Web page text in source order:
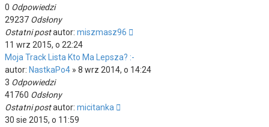
0 Odpowiedzi
29237 Odsłony
Ostatni postautor: miszmasz96
11 wrz 2015, o 22:24
Moja Track Lista Kto Ma Lepsza? :-
autor: NastkaPo4 » 8 wrz 2014, o 14:24
3 Odpowiedzi
41760 Odsłony
Ostatni postautor: micitanka
30 sie 2015, o 11:59